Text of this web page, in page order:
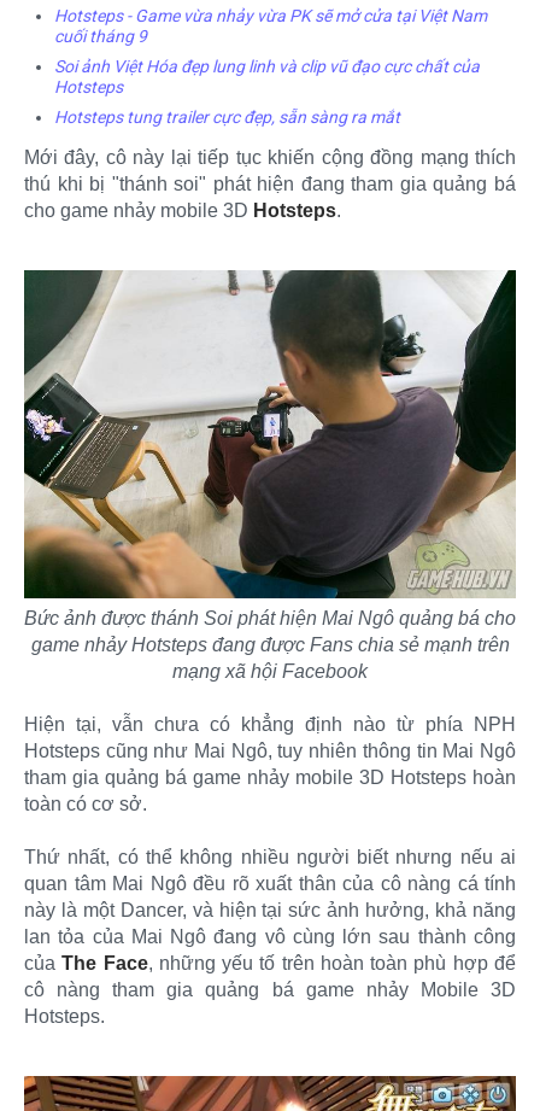
Hotsteps - Game vừa nhảy vừa PK sẽ mở cửa tại Việt Nam
cuối tháng 9
Soi ảnh Việt Hóa đẹp lung linh và clip vũ đạo cực chất của
Hotsteps
Hotsteps tung trailer cực đẹp, sẵn sàng ra mắt
Mới đây, cô này lại tiếp tục khiến cộng đồng mạng thích
thú khi bị "thánh soi" phát hiện đang tham gia quảng bá
cho game nhảy mobile 3D Hotsteps.
Bức ảnh được thánh Soi phát hiện Mai Ngô quảng bá cho
game nhảy Hotsteps đang được Fans chia sẻ mạnh trên
mạng xã hội Facebook
Hiện tại, vẫn chưa có khẳng định nào từ phía NPH
Hotsteps cũng như Mai Ngô, tuy nhiên thông tin Mai Ngô
tham gia quảng bá game nhảy mobile 3D Hotsteps hoàn
toàn có cơ sở.
Thứ nhất, có thể không nhiều người biết nhưng nếu ai
quan tâm Mai Ngô đều rõ xuất thân của cô nàng cá tính
này là một Dancer, và hiện tại sức ảnh hưởng, khả năng
lan tỏa của Mai Ngô đang vô cùng lớn sau thành công
củaThe Face, những yếu tố trên hoàn toàn phù hợp để
cô nàng tham gia quảng bá game nhảy Mobile 3D
Hotsteps.